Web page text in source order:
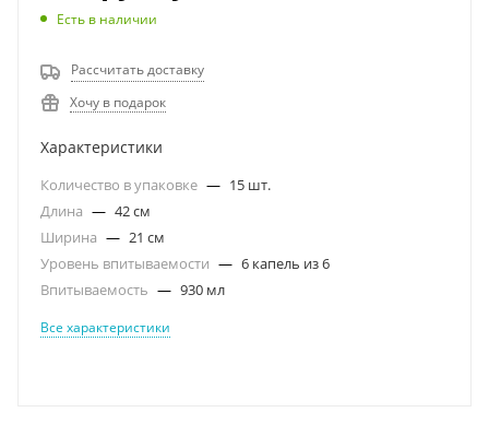
Есть в наличии
Рассчитать доставку
Хочу в подарок
Характеристики
Количество в упаковке — 15 шт.
Длина — 42 см
Ширина — 21 см
Уровень впитываемости — 6 капель из 6
Впитываемость — 930 мл
Все характеристики